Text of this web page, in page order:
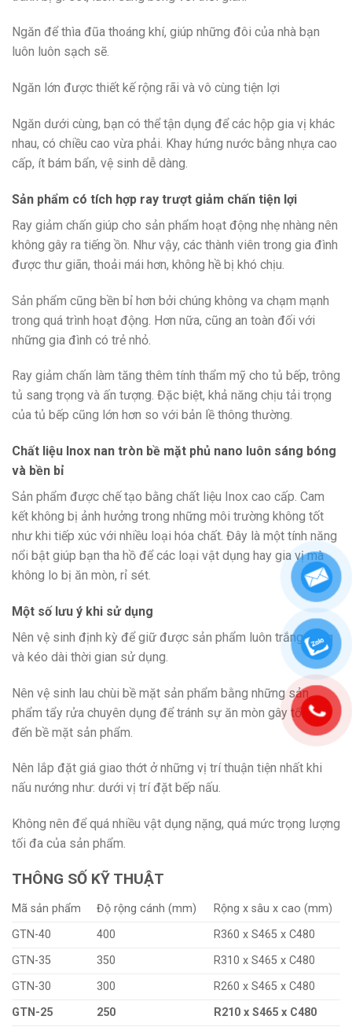
Ngăn để thìa đũa thoáng khí, giúp những đôi của nhà bạn
luôn luôn sạch sẽ.
Ngăn lớn được thiết kế rộng rãi và vô cùng tiện lợi
Ngăn dưới cùng, bạn có thể tận dụng để các hộp gia vị khác
nhau, có chiều cao vừa phải. Khay hứng nước bằng nhựa cao
cấp, ít bám bẩn, vệ sinh dễ dàng.
Sản phẩm có tích hợp ray trượt giảm chấn tiện lợi
Ray giảm chấn giúp cho sản phẩm hoạt động nhẹ nhàng nên
không gây ra tiếng ồn. Như vậy, các thành viên trong gia đình
được thư giãn, thoải mái hơn, không hề bị khó chịu.
Sản phẩm cũng bền bỉ hơn bởi chúng không va chạm mạnh
trong quá trình hoạt động. Hơn nữa, cũng an toàn đối với
những gia đình có trẻ nhỏ.
Ray giảm chấn làm tăng thêm tính thẩm mỹ cho tủ bếp, trông
tủ sang trọng và ấn tượng. Đặc biệt, khả năng chịu tải trọng
của tủ bếp cũng lớn hơn so với bản lề thông thường.
Chất liệu Inox nan tròn bề mặt phủ nano luôn sáng bóng
và bền bỉ
Sản phẩm được chế tạo bằng chất liệu Inox cao cấp. Cam
kết không bị ảnh hưởng trong những môi trường không tốt
như khi tiếp xúc với nhiều loại hóa chất. Đây là một tính năng
nổi bật giúp bạn tha hồ để các loại vật dụng hay gia vị mà
không lo bị ăn mòn, rỉ sét.
Một số lưu ý khi sử dụng
Nên vệ sinh định kỳ để giữ được sản phẩm luôn trắng sáng
và kéo dài thời gian sử dụng.
Nên vệ sinh lau chùi bề mặt sản phẩm bằng những sản
phẩm tẩy rửa chuyên dụng để tránh sự ăn mòn gây tổn hại
đến bề mặt sản phẩm.
Nên lắp đặt giá giao thớt ở những vị trí thuận tiện nhất khi
nấu nướng như: dưới vị trí đặt bếp nấu.
Không nên để quá nhiều vật dụng nặng, quá mức trọng lượng
tối đa của sản phẩm.
THÔNG SỐ KỸ THUẬT
Mã sản phẩm Độ rộng cánh (mm)
Rộng x sâu x cao (mm)
GTN-40
400
R360 x S465 x C480
GTN-35
350
R310 x S465 x C480
GTN-30
300
R260 x S465 x C480
GTN-25
250 R210 x S465 x C480